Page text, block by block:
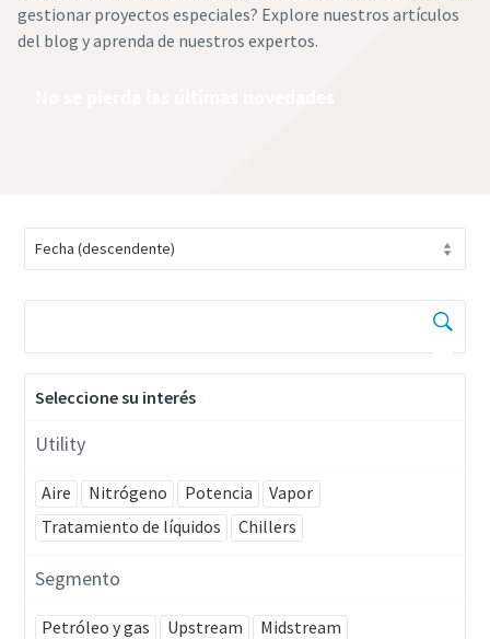
gestionar proyectos especiales? Explore nuestros artículos
del blog y aprenda de nuestros expertos.
Seleccione su interés
Utility
Aire Nitrógeno Potencia
Vapor
Tratamiento de líquidos
Chillers
Segmento
Petróleo y gas Upstream
Midstream